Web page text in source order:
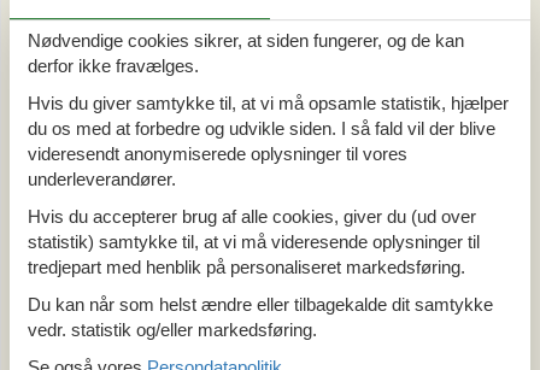
Alle
Din Cofman ferie
Område
Alle
Østrig
Wien
Tema
Alle
Hund
Last minute
Nødvendige cookies sikrer, at siden fungerer, og de kan
derfor ikke fravælges.
Hvis du giver samtykke til, at vi må opsamle statistik, hjælper
du os med at forbedre og udvikle siden. I så fald vil der blive
videresendt anonymiserede oplysninger til vores
underleverandører.
Hvis du accepterer brug af alle cookies, giver du (ud over
statistik) samtykke til, at vi må videresende oplysninger til
tredjepart med henblik på personaliseret markedsføring.
Du kan når som helst ændre eller tilbagekalde dit samtykke
vedr. statistik og/eller markedsføring.